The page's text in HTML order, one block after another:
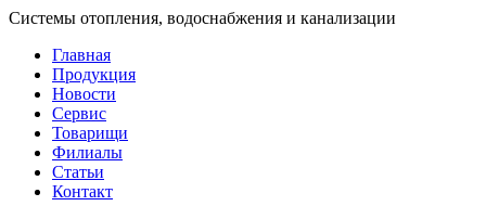
Системы отопления, водоснабжения и канализации
Главная
Продукция
Новости
Сервис
Товарищи
Филиалы
Статьи
Контакт